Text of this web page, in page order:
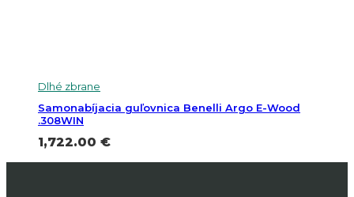
Dlhé zbrane
Samonabíjacia guľovnica Benelli Argo E-Wood
.308WIN
1,722.00 €